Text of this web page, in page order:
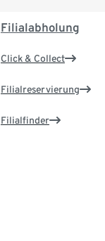
Filialabholung
Click & Collect
Filialreservierung
Filialfinder